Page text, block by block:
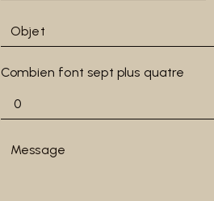
Combien font sept plus quatre